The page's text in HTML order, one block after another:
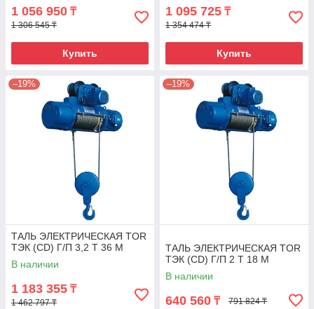
1 056 950 ₸
1 306 545 ₸
Купить
1 095 725 ₸
1 354 474 ₸
Купить
–19%
ТАЛЬ ЭЛЕКТРИЧЕСКАЯ TOR
ТЭК (CD) Г/П 3,2 Т 36 М
В наличии
1 183 355 ₸
1 462 797 ₸
–19%
ТАЛЬ ЭЛЕКТРИЧЕСКАЯ TOR
ТЭК (CD) Г/П 2 Т 18 М
В наличии
640 560 ₸ 791 824 ₸